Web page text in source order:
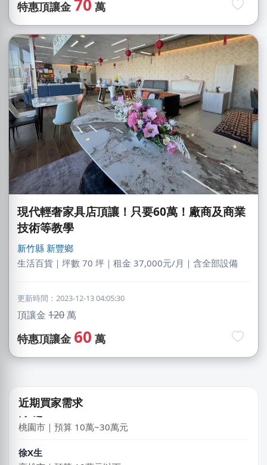
特惠頂讓金 70 萬
現代輕奢家具店頂讓！只要60萬！廠商及商業
技術等教學
新竹縣 新豐鄉
生活百貨｜坪數 70 坪｜租金 37,000元/月｜含全部設備
更新時間：2023-12-13 04:05:30
頂讓金 120萬
特惠頂讓金 60 萬
近期買家需求
莊X岑
高雄市｜預算 30萬~50萬元
DXvid.吳
新北市｜預算 10萬~30萬元
姚X生
徐X生
高雄市｜預算 10萬元以下
林X志